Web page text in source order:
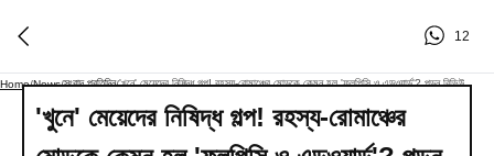
12
Home/News/সংবাদ প্রতিদিন/'খুনে' মেয়েদের নিষিদ্ধ গল্প! রহস্য-রোমাঞ্চের মোড়কে কেমন হল 'ফুলপিসি ও এডওয়ার্ড'? পড়ুন রিভিউ
'খুনে' মেয়েদের নিষিদ্ধ গল্প! রহস্য-রোমাঞ্চের